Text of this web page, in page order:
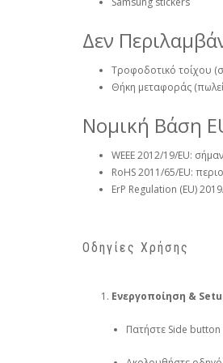
Δεν
Τροφοδοτικό τοίχου
Θήκη μεταφοράς
Νομική Βάση
WEEE 2012/19/EU:
RoHS 2011/65/EU:
ErP Regulation (EU)
Οδηγίες Χρήσης
Ενεργοποίηση &
Πατήστε Side